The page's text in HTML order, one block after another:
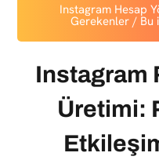
Instagram Hesap
Gerekenler / Bu
Instagram
Üretimi: